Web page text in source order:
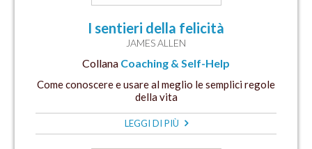
I sentieri della felicità
JAMES ALLEN
Collana Coaching & Self-Help
Come conoscere e usare al meglio le semplici regole
della vita
LEGGI DI PIÙ